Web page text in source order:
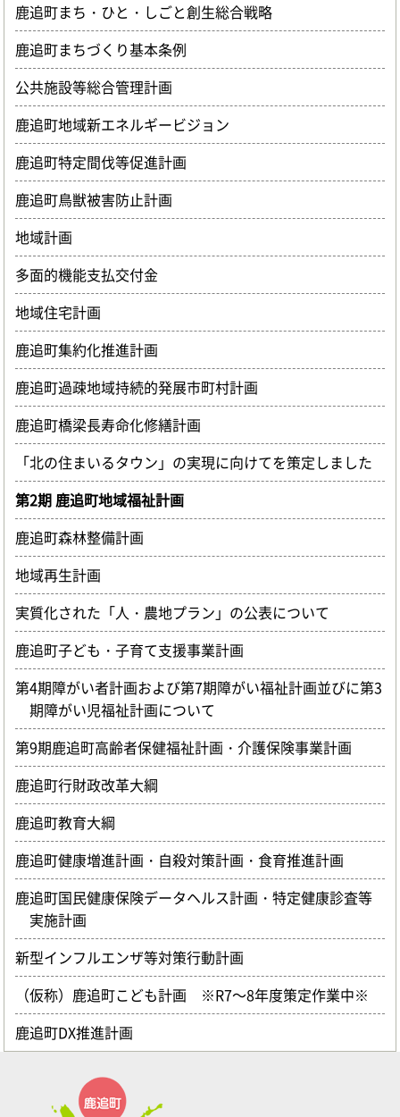
鹿追町まち・ひと・しごと創生総合戦略
鹿追町まちづくり基本条例
公共施設等総合管理計画
鹿追町地域新エネルギービジョン
鹿追町特定間伐等促進計画
鹿追町鳥獣被害防止計画
地域計画
多面的機能支払交付金
地域住宅計画
鹿追町集約化推進計画
鹿追町過疎地域持続的発展市町村計画
鹿追町橋梁長寿命化修繕計画
「北の住まいるタウン」の実現に向けてを策定しました
第2期 鹿追町地域福祉計画
鹿追町森林整備計画
地域再生計画
実質化された「人・農地プラン」の公表について
鹿追町子ども・子育て支援事業計画
第4期障がい者計画および第7期障がい福祉計画並びに第3
期障がい児福祉計画について
第9期鹿追町高齢者保健福祉計画・介護保険事業計画
鹿追町行財政改革大綱
鹿追町教育大綱
鹿追町健康増進計画・自殺対策計画・食育推進計画
鹿追町国民健康保険データヘルス計画・特定健康診査等
実施計画
新型インフルエンザ等対策行動計画
（仮称）鹿追町こども計画 ※R7～8年度策定作業中※
鹿追町DX推進計画